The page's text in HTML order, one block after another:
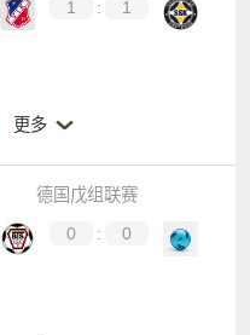
1 :
1
更多
德国戊组联赛
0 :
0